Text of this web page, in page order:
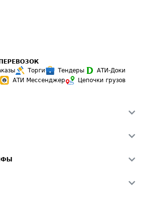
Торги Тендеры
АТИ-Доки
АТИ Мессенджер
Цепочки грузов